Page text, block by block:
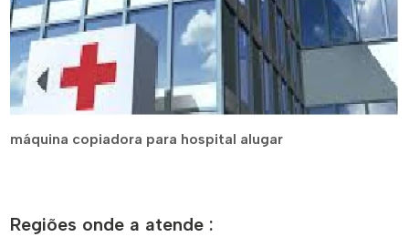
máquina copiadora para hospital alugar
Regiões onde a atende :